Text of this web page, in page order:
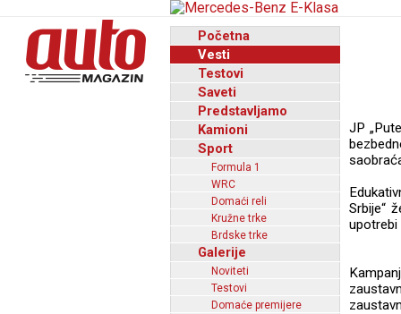
Početna
Vesti
Testovi
Saveti
Predstavljamo
Kamioni
Sport
Formula 1
WRC
Domaći reli
Kružne trke
Brdske trke
Galerije
Noviteti
Testovi
Domaće premijere
JP
Srbije“
upotrebi